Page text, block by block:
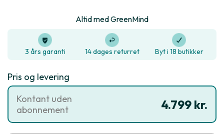
Altid med GreenMind
3 års garanti 14 dages returret Byt i 18 butikker
Pris og levering
4.799 kr.
Kontant uden
abonnement